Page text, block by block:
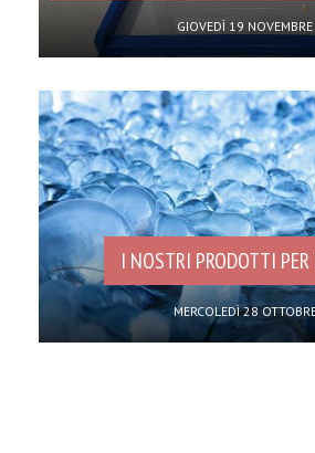
GIOVEDÌ 19
I NOSTRI PRODOTTI PER
MERCOLEDÌ 28